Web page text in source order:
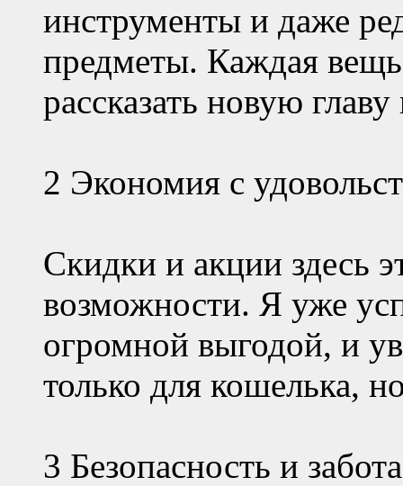
инструменты и даже
предметы. Каждая
рассказать новую
2 Экономия с
Скидки и акции здесь
возможности. Я уже
огромной выгодой, и
только для кошелька,
3 Безопасность и забота